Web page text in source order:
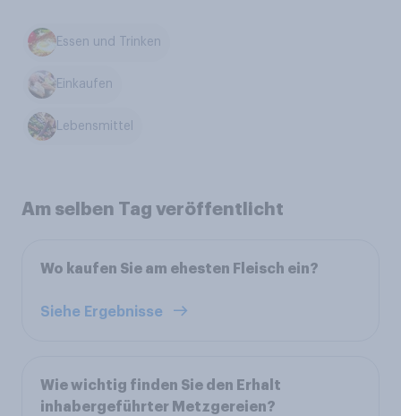
Essen und Trinken
Einkaufen
Lebensmittel
Am selben Tag veröffentlicht
Wo kaufen Sie am ehesten Fleisch ein?
Siehe Ergebnisse
Wie wichtig finden Sie den Erhalt
inhabergeführter Metzgereien?